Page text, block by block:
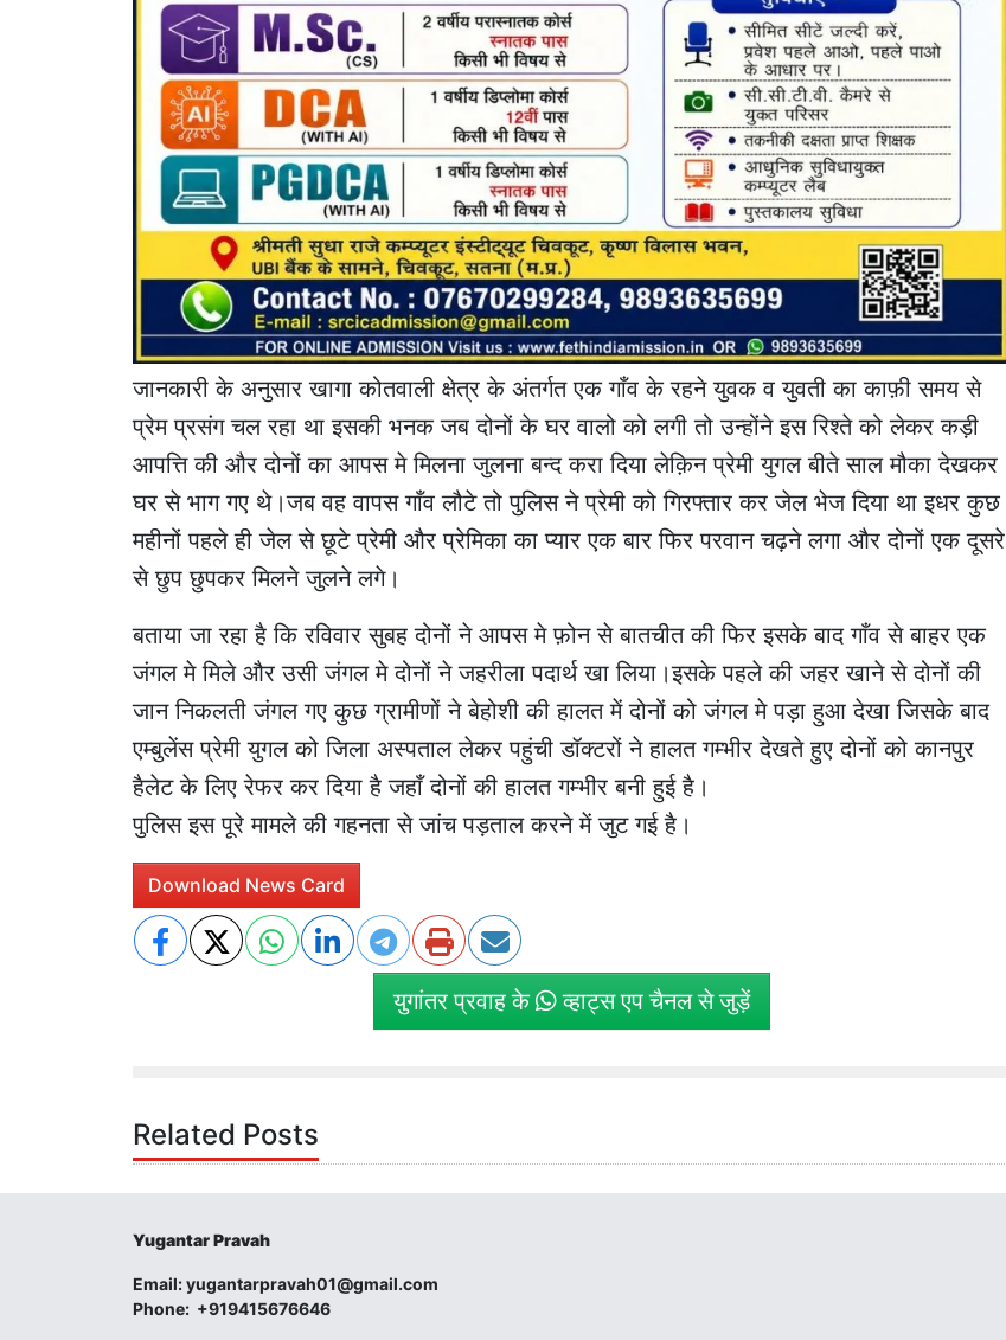
जानकारी के अनुसार खागा कोतवाली क्षेत्र के अंतर्गत एक गाँव के रहने युवक व युवती का काफ़ी समय से
प्रेम प्रसंग चल रहा था इसकी भनक जब दोनों के घर वालो को लगी तो उन्होंने इस रिश्ते को लेकर कड़ी
आपत्ति की और दोनों का आपस मे मिलना जुलना बन्द करा दिया लेक़िन प्रेमी युगल बीते साल मौका देखकर
घर से भाग गए थे।जब वह वापस गाँव लौटे तो पुलिस ने प्रेमी को गिरफ्तार कर जेल भेज दिया था इधर कुछ
महीनों पहले ही जेल से छूटे प्रेमी और प्रेमिका का प्यार एक बार फिर परवान चढ़ने लगा और दोनों एक दूसरे
से छुप छुपकर मिलने जुलने लगे।
बताया जा रहा है कि रविवार सुबह दोनों ने आपस मे फ़ोन से बातचीत की फिर इसके बाद गाँव से बाहर एक
जंगल मे मिले और उसी जंगल मे दोनों ने जहरीला पदार्थ खा लिया।इसके पहले की जहर खाने से दोनों की
जान निकलती जंगल गए कुछ ग्रामीणों ने बेहोशी की हालत में दोनों को जंगल मे पड़ा हुआ देखा जिसके बाद
एम्बुलेंस प्रेमी युगल को जिला अस्पताल लेकर पहुंची डॉक्टरों ने हालत गम्भीर देखते हुए दोनों को कानपुर
हैलेट के लिए रेफर कर दिया है जहाँ दोनों की हालत गम्भीर बनी हुई है।
पुलिस इस पूरे मामले की गहनता से जांच पड़ताल करने में जुट गई है।
Download News Card
युगांतर प्रवाह के व्हाट्स एप चैनल से जुड़ें
Related Posts
Yugantar Pravah
Email:yugantarpravah01@gmail.com
Phone: +919415676646